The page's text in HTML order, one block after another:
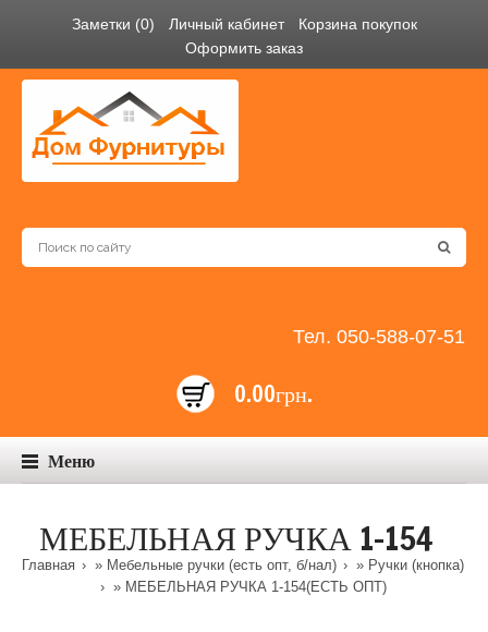
Заметки (0) Личный кабинет
Корзина покупок
Оформить заказ
Тел. 050-588-07-51
0.00грн.
Меню
МЕБЕЛЬНАЯ РУЧКА 1-154
Главная » Мебельные ручки (есть опт, б/нал) » Ручки (кнопка)
» МЕБЕЛЬНАЯ РУЧКА 1-154(ЕСТЬ ОПТ)